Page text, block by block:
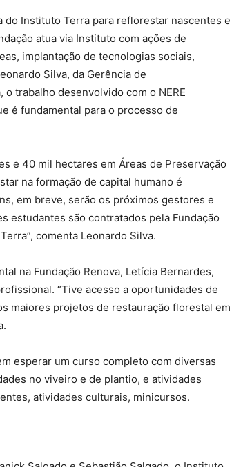
do Instituto Terra para reflorestar nascentes e
atua via Instituto com ações de
implantação de tecnologias sociais,
Silva, da Gerência de
trabalho desenvolvido com o NERE
é fundamental para o processo de
e 40 mil hectares em Áreas de Preservação
na formação de capital humano é
em breve, serão os próximos gestores e
estudantes são contratados pela Fundação
comenta Leonardo Silva.
na Fundação Renova, Letícia Bernardes,
“Tive acesso a oportunidades de
maiores projetos de restauração florestal em
esperar um curso completo com diversas
no viveiro e de plantio, e atividades
atividades culturais, minicursos.